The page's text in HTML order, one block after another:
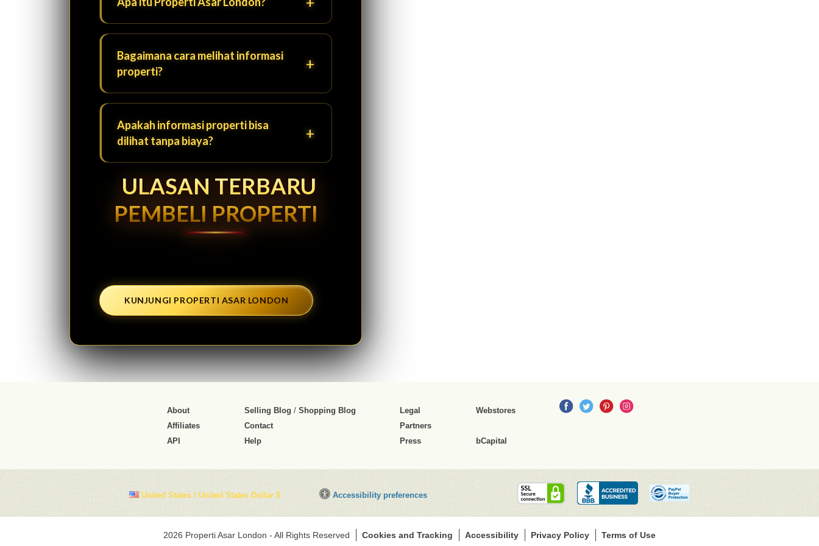
Bagaimana cara melihat informasi
properti?
Apakah informasi properti bisa
dilihat tanpa biaya?
ULASAN TERBARU
PEMBELI PROPERTI
KUNJUNGI PROPERTI ASAR LONDON
About
Affiliates
API
Selling Blog / Shopping Blog
Contact
Help
Legal
Partners
Press
Webstores
bCapital
United States / United States Dollar $
C
i
Accessibility preferences
e
2026 Properti Asar London - All Rights Reserved Cookies and Tracking Accessibility Privacy Policy Terms of Use